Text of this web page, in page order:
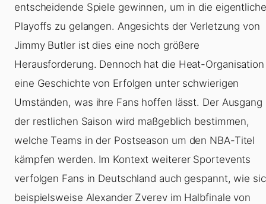
entscheidende Spiele gewinnen, um in die
Playoffs zu gelangen. Angesichts der Verletzung von
Jimmy Butler ist dies eine noch größere
Herausforderung. Dennoch hat die Heat-Organisation
eine Geschichte von Erfolgen unter schwierigen
Umständen, was ihre Fans hoffen lässt. Der Ausgang
der restlichen Saison wird maßgeblich bestimmen,
welche Teams in der Postseason um den NBA-Titel
kämpfen werden. Im Kontext weiterer Sportevents
verfolgen Fans in Deutschland auch gespannt, wie
beispielsweise Alexander Zverev im Halbfinale von